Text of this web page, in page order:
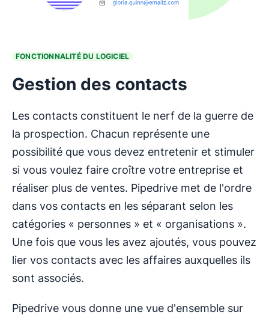
FONCTIONNALITÉ DU LOGICIEL
Gestion des contacts
Les contacts constituent le nerf de la guerre de
la prospection. Chacun représente une
possibilité que vous devez entretenir et stimuler
si vous voulez faire croître votre entreprise et
réaliser plus de ventes. Pipedrive met de l'ordre
dans vos contacts en les séparant selon les
catégories « personnes » et « organisations ».
Une fois que vous les avez ajoutés, vous pouvez
lier vos contacts avec les affaires auxquelles ils
sont associés.
Pipedrive vous donne une vue d'ensemble sur